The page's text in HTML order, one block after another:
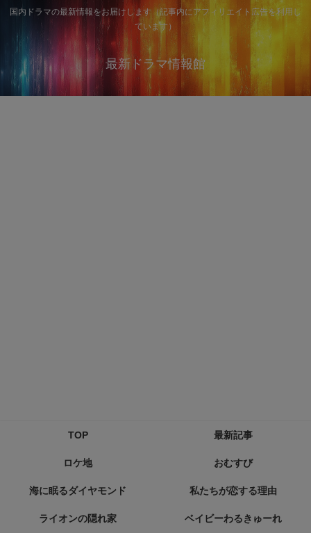
国内ドラマの最新情報をお届けします（記事内にアフィリエイト広告を利用し
ています）
最新ドラマ情報館
TOP 最新記事
ロケ地 おむすび
海に眠るダイヤモンド 私たちが恋する理由
ライオンの隠れ家 ベイビーわるきゅーれ